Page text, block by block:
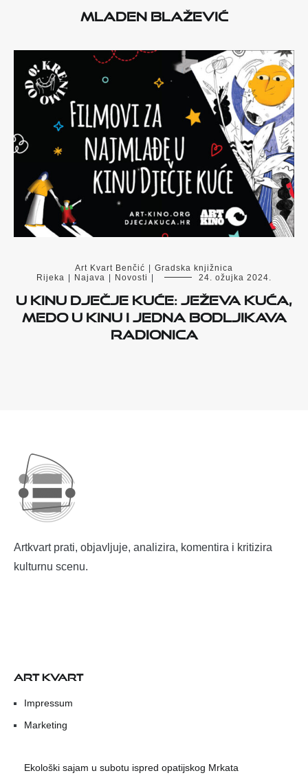
Mladen Blažević
Art Kvart Benčić | Gradska knjižnica
Rijeka | Najava | Novosti | 24. ožujka 2024.
U kinu Dječje kuće: Ježeva kuća,
Medo u kinu i jedna bodljikava
radionica
Artkvart prati, objavljuje, analizira, komentira i kritizira
kulturnu scenu.
ART KVART
Impressum
Marketing
Ekološki sajam u subotu ispred opatijskog Mrkata